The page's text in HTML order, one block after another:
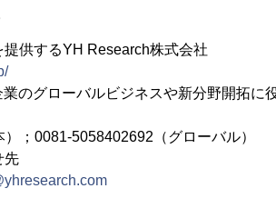
供するYH Research株式会社
のグローバルビジネスや新分野開拓に
；0081-5058402692（グローバル）
先